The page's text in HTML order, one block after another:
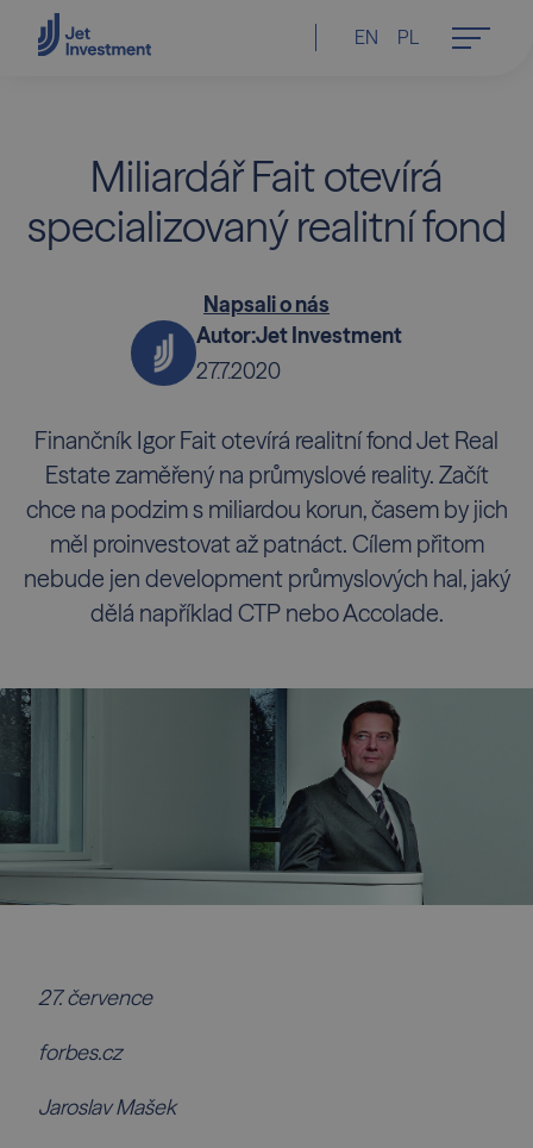
EN PL
Miliardář Fait otevírá
specializovaný realitní fond
Autor:Jet Investment
27.7.2020
Napsali o nás
Finančník Igor Fait otevírá realitní fond Jet Real
Estate zaměřený na průmyslové reality. Začít
chce na podzim s miliardou korun, časem by jich
měl proinvestovat až patnáct. Cílem přitom
nebude jen development průmyslových hal, jaký
dělá například CTP nebo Accolade.
27. července
forbes.cz
Jaroslav Mašek